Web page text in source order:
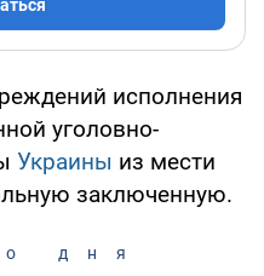
исполнения
уголовно-
Украины из мести
заключенную.
дня